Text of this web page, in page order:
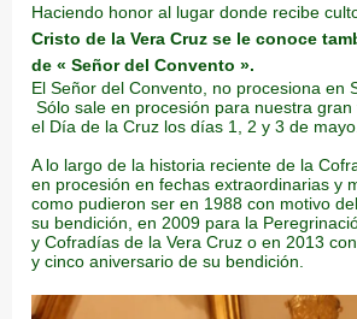
Haciendo honor al lugar donde recibe
Cristo de la Vera Cruz se le conoce
de « Señor del Convento ».
El Señor del Convento, no procesiona en
Sólo sale en procesión para nuestra gran
el Día de la Cruz los días 1, 2 y 3 de mayo.
A lo largo de la historia reciente de la
en procesión en fechas extraordinarias y
como pudieron ser en 1988 con motivo
su bendición, en 2009 para la
y Cofradías de la Vera Cruz o en 2013
y cinco aniversario de su bendición.